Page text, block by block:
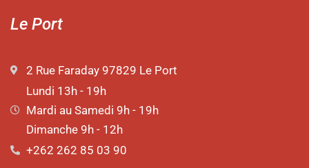
Le Port
2 Rue Faraday 97829 Le Port
Lundi 13h - 19h
Mardi au Samedi 9h - 19h
Dimanche 9h - 12h
+262 262 85 03 90